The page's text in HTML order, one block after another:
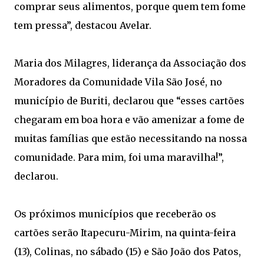
comprar seus alimentos, porque quem tem fome
tem pressa”, destacou Avelar.
Maria dos Milagres, liderança da Associação dos
Moradores da Comunidade Vila São José, no
município de Buriti, declarou que “esses cartões
chegaram em boa hora e vão amenizar a fome de
muitas famílias que estão necessitando na nossa
comunidade. Para mim, foi uma maravilha!”,
declarou.
Os próximos municípios que receberão os
cartões serão Itapecuru-Mirim, na quinta-feira
(13), Colinas, no sábado (15) e São João dos Patos,